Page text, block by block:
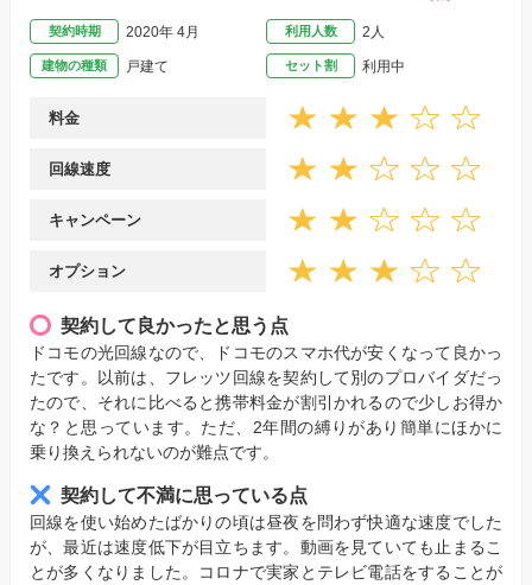
契約時期 2020年 4月 利用人数 2人
建物の種類 戸建て セット割 利用中
料金
回線速度
キャンペーン
オプション
契約して良かったと思う点
ドコモの光回線なので、ドコモのスマホ代が安くなって良かっ
たです。以前は、フレッツ回線を契約して別のプロバイダだっ
たので、それに比べると携帯料金が割引かれるので少しお得か
な？と思っています。ただ、2年間の縛りがあり簡単にほかに
乗り換えられないのが難点です。
契約して不満に思っている点
回線を使い始めたばかりの頃は昼夜を問わず快適な速度でした
が、最近は速度低下が目立ちます。動画を見ていても止まるこ
とが多くなりました。コロナで実家とテレビ電話をすることが